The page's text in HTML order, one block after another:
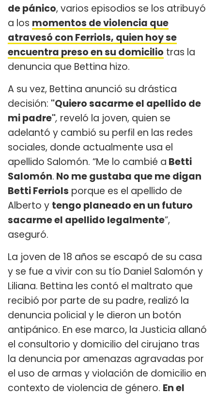
de pánico, varios episodios se los atribuyó
a los momentos de violencia que
atravesó con Ferriols, quien hoy se
encuentra preso en su domicilio tras la
denuncia que Bettina hizo.
A su vez, Bettina anunció su drástica
decisión: "Quiero sacarme el apellido de
mi padre", reveló la joven, quien se
adelantó y cambió su perfil en las redes
sociales, donde actualmente usa el
apellido Salomón. “Me lo cambié a Betti
Salomón. No me gustaba que me digan
Betti Ferriols porque es el apellido de
Alberto y tengo planeado en un futuro
sacarme el apellido legalmente”,
aseguró.
La joven de 18 años se escapó de su casa
y se fue a vivir con su tío Daniel Salomón y
Liliana. Bettina les contó el maltrato que
recibió por parte de su padre, realizó la
denuncia policial y le dieron un botón
antipánico. En ese marco, la Justicia allanó
el consultorio y domicilio del cirujano tras
la denuncia por amenazas agravadas por
el uso de armas y violación de domicilio en
contexto de violencia de género. En el